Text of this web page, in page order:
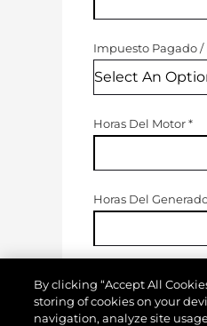
Impuesto Pagado/
Horas Del Motor*
Horas Del
(Donde 1 = Pobre Y
By clicking “Accept All
storing of cookies on your
navigation, analyze site